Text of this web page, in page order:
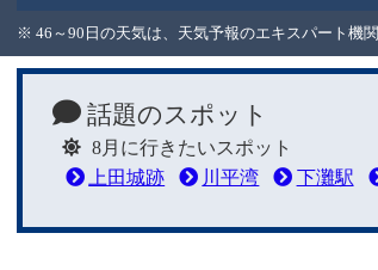
※ 46～90日の天気は、天気予報のエキスパート機
話題のスポット
8月に行きたいスポット
上田城跡
川平湾 下灘駅